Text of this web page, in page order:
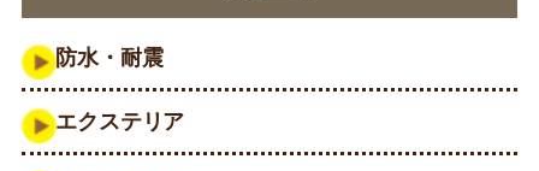
防水・耐震
エクステリア